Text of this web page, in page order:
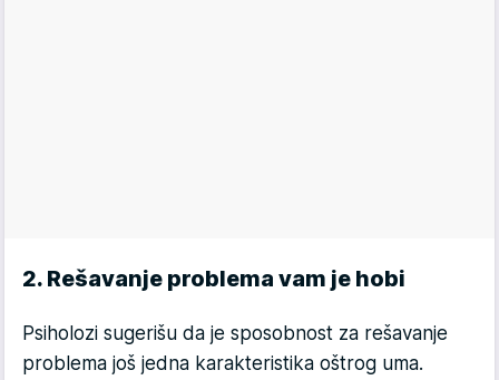
2. Rešavanje problema vam je hobi
Psiholozi sugerišu da je sposobnost za rešavanje
problema još jedna karakteristika oštrog uma.